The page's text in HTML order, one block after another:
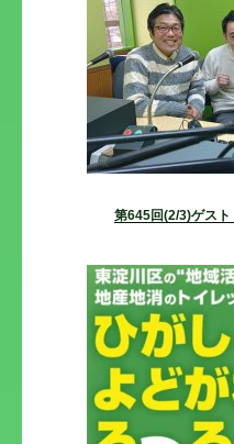
第645回(2/3)ゲス